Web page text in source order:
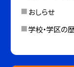
おしらせ
学校・学区の